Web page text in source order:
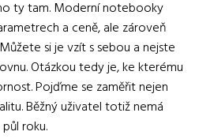
ty tam. Moderní notebooky
a ceně, ale zároveň
si je vzít s sebou a nejste
Otázkou tedy je, ke kterému
Pojďme se zaměřit nejen
Běžný uživatel totiž nemá
roku.